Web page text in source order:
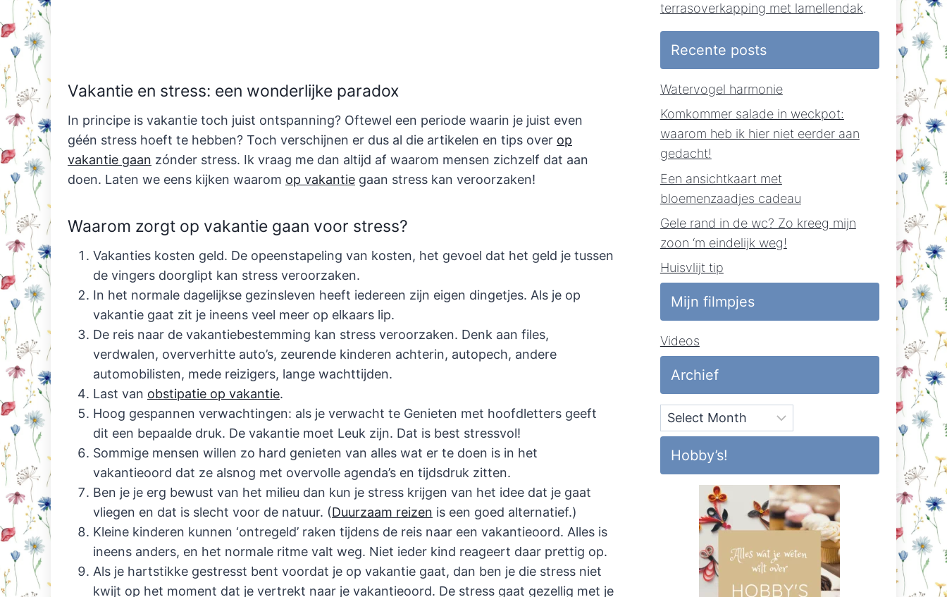
Vakantie en stress: een wonderlijke paradox
In principe is vakantie toch juist ontspanning? Oftewel een periode waarin je juist even
géén stress hoeft te hebben? Toch verschijnen er dus al die artikelen en tips over op
vakantie gaan zónder stress. Ik vraag me dan altijd af waarom mensen zichzelf dat aan
doen. Laten we eens kijken waarom op vakantie gaan stress kan veroorzaken!
Waarom zorgt op vakantie gaan voor stress?
Vakanties kosten geld. De opeenstapeling van kosten, het gevoel dat het geld je tussen
de vingers doorglipt kan stress veroorzaken.
In het normale dagelijkse gezinsleven heeft iedereen zijn eigen dingetjes. Als je op
vakantie gaat zit je ineens veel meer op elkaars lip.
De reis naar de vakantiebestemming kan stress veroorzaken. Denk aan files,
verdwalen, oververhitte auto’s, zeurende kinderen achterin, autopech, andere
automobilisten, mede reizigers, lange wachttijden.
Last van obstipatie op vakantie.
Hoog gespannen verwachtingen: als je verwacht te Genieten met hoofdletters geeft
dit een bepaalde druk. De vakantie moet Leuk zijn. Dat is best stressvol!
Sommige mensen willen zo hard genieten van alles wat er te doen is in het
vakantieoord dat ze alsnog met overvolle agenda’s en tijdsdruk zitten.
Ben je je erg bewust van het milieu dan kun je stress krijgen van het idee dat je gaat
vliegen en dat is slecht voor de natuur. (Duurzaam reizen is een goed alternatief.)
Kleine kinderen kunnen ‘ontregeld’ raken tijdens de reis naar een vakantieoord. Alles is
ineens anders, en het normale ritme valt weg. Niet ieder kind reageert daar prettig op.
Als je hartstikke gestresst bent voordat je op vakantie gaat, dan ben je die stress niet
kwijt op het moment dat je vertrekt naar je vakantieoord. De stress gaat gezellig met je
terrasoverkapping met lamellendak.
Recente posts
Watervogel harmonie
Komkommer salade in weckpot:
waarom heb ik hier niet eerder aan
gedacht!
Een ansichtkaart met
bloemenzaadjes cadeau
Gele rand in de wc? Zo kreeg mijn
zoon ‘m eindelijk weg!
Huisvlijt tip
Mijn filmpjes
Videos
Archief
Archief
Hobby’s!